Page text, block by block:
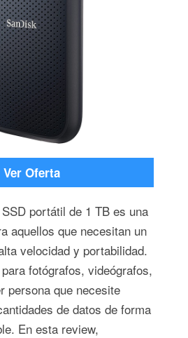
Ver Oferta
portátil de 1 TB es una
aquellos que necesitan un
velocidad y portabilidad.
fotógrafos, videógrafos,
persona que necesite
de datos de forma
En esta review,